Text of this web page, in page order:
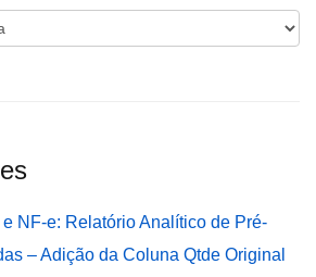
NF-e: Relatório Analítico de Pré-
– Adição da Coluna Qtde Original